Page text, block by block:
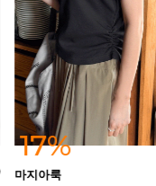
17%
마지아룩